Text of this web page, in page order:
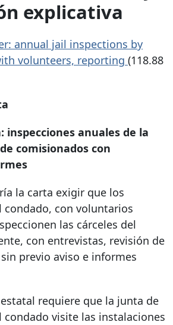
explicativa
annual jail inspections by
volunteers, reporting (118.88
inspecciones anuales de la
comisionados con
la carta exigir que los
condado, con voluntarios
las cárceles del
con entrevistas, revisión de
previo aviso e informes
requiere que la junta de
condado visite las instalaciones